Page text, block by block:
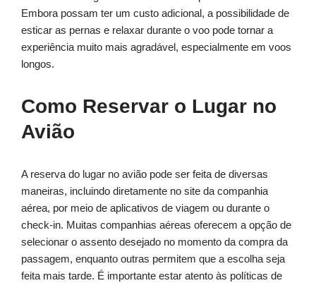
Embora possam ter um custo adicional, a possibilidade de
esticar as pernas e relaxar durante o voo pode tornar a
experiência muito mais agradável, especialmente em voos
longos.
Como Reservar o Lugar no
Avião
A reserva do lugar no avião pode ser feita de diversas
maneiras, incluindo diretamente no site da companhia
aérea, por meio de aplicativos de viagem ou durante o
check-in. Muitas companhias aéreas oferecem a opção de
selecionar o assento desejado no momento da compra da
passagem, enquanto outras permitem que a escolha seja
feita mais tarde. É importante estar atento às políticas de